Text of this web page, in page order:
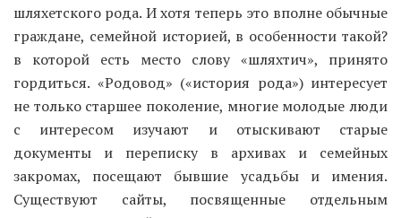
шляхетского рода. И хотя теперь это вполне обычные
граждане, семейной историей, в особенности такой?
в которой есть место слову «шляхтич», принято
гордиться. «Родовод» («история рода») интересует
не только старшее поколение, многие молодые люди
с интересом изучают и отыскивают старые
документы и переписку в архивах и семейных
закромах, посещают бывшие усадьбы и имения.
Существуют сайты, посвященные отдельным